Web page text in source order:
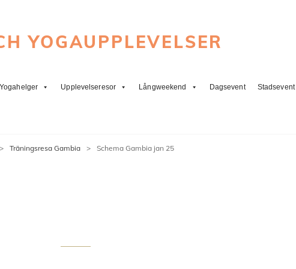
YOGAUPPLEVELSER
Yogahelger Upplevelseresor Långweekend Dagsevent Stadsevent
> Träningsresa Gambia > Schema Gambia jan 25